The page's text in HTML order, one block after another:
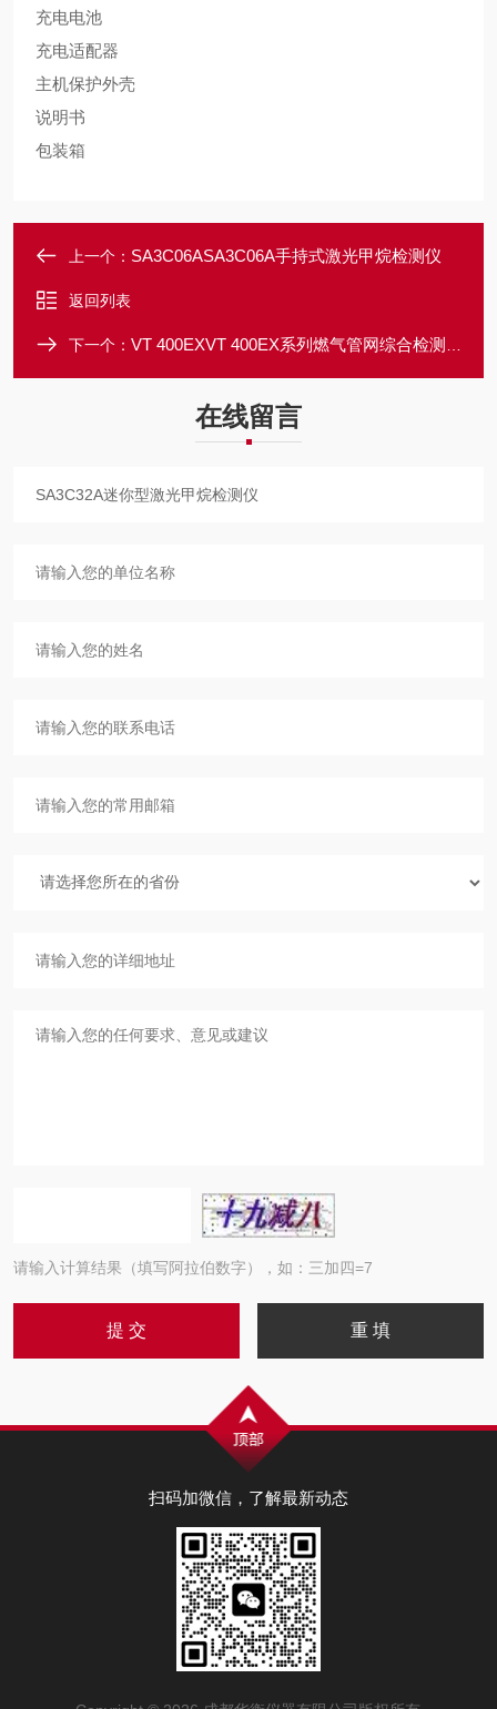
充电电池
充电适配器
主机保护外壳
说明书
包装箱
上一个： SA3C06ASA3C06A手持式激光甲烷检测仪
返回列表
下一个： VT 400EXVT 400EX系列燃气管网综合检测仪
在线留言
请输入计算结果（填写阿拉伯数字），如：三加四=7
扫码加微信，了解最新动态